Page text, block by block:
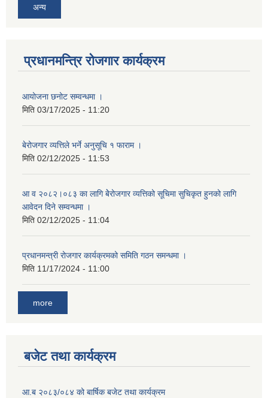
अन्य
प्रधानमन्त्रि रोजगार कार्यक्रम
आयोजना छनोट सम्वन्धमा ।
मिति 03/17/2025 - 11:20
बेरोजगार व्यत्तिले भर्ने अनुसूचि १ फाराम ।
मिति 02/12/2025 - 11:53
आ व २०८२।०८३ का लागि बेेरोजगार व्यत्तिको सूचिमा सुचिकृत हुनको लागि
आवेदन दिने सम्वन्धमा ।
मिति 02/12/2025 - 11:04
प्रधानमन्त्री रोजगार कार्यक्रमको समिति गठन समन्धमा ।
मिति 11/17/2024 - 11:00
more
बजेट तथा कार्यक्रम
आ.ब २०८३/०८४ को बार्षिक बजेट तथा कार्यक्रम